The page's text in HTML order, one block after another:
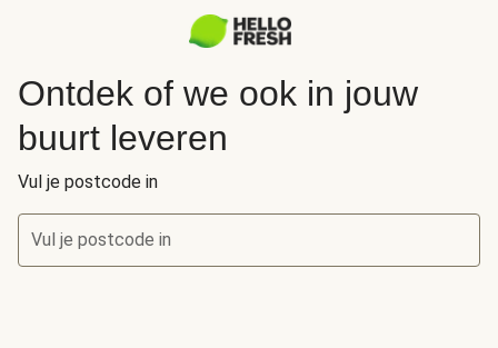
Ontdek of we ook in jouw
buurt leveren
Vul je postcode in
Vul je postcode in